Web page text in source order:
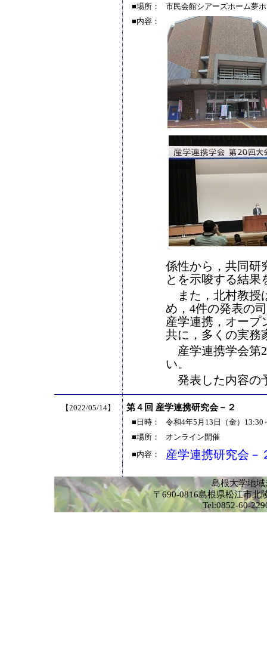
■場所：
市民会館シアーズホーム夢
■内容：
係性から，共同研
とを示唆する結果
また，北村教授
め，4件の発表の
産学連携，オープ
共に，多くの実務
産学連携学会第
い。
発表した内容の
【2022/05/14】 第４回 産学連携研究会－２
■日時：
令和4年5月13日（金）13:30
■場所：
オンライン開催
■内容：
産学連携研究会－
島根大学地
〒690-0816島根県松江市北
Tel:0852-60-